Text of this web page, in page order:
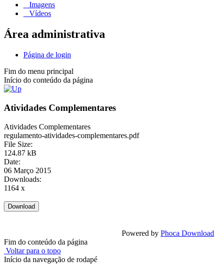
Imagens
Vídeos
Área administrativa
Página de login
Fim do menu principal
Início do conteúdo da página
Atividades Complementares
Atividades Complementares
regulamento-atividades-complementares.pdf
File Size:
124.87 kB
Date:
06 Março 2015
Downloads:
1164 x
Powered by Phoca Download
Fim do conteúdo da página
Voltar para o topo
Início da navegação de rodapé